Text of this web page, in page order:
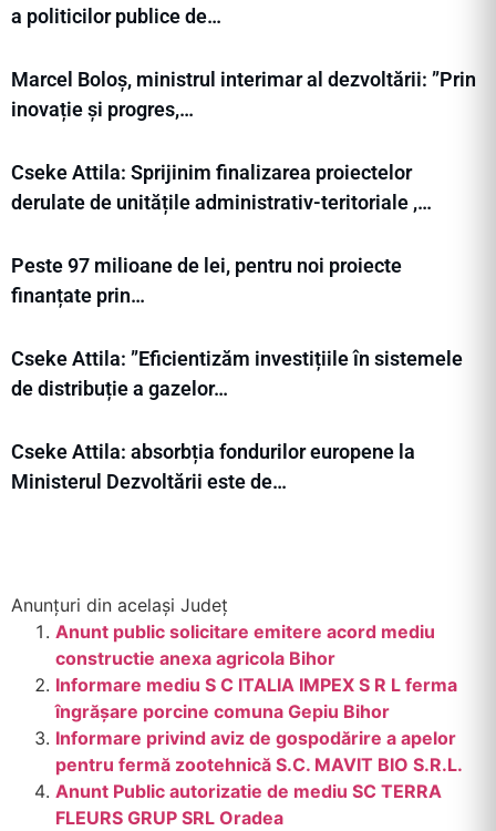
a politicilor publice de…
Marcel Boloș, ministrul interimar al dezvoltării: ”Prin
inovație și progres,…
Cseke Attila: Sprijinim finalizarea proiectelor
derulate de unitățile administrativ-teritoriale ,…
Peste 97 milioane de lei, pentru noi proiecte
finanțate prin…
Cseke Attila: ”Eficientizăm investițiile în sistemele
de distribuție a gazelor…
Cseke Attila: absorbția fondurilor europene la
Ministerul Dezvoltării este de…
Anunțuri din același Județ
Anunt public solicitare emitere acord mediu
constructie anexa agricola Bihor
Informare mediu S C ITALIA IMPEX S R L ferma
îngrășare porcine comuna Gepiu Bihor
Informare privind aviz de gospodărire a apelor
pentru fermă zootehnică S.C. MAVIT BIO S.R.L.
Anunt Public autorizatie de mediu SC TERRA
FLEURS GRUP SRL Oradea